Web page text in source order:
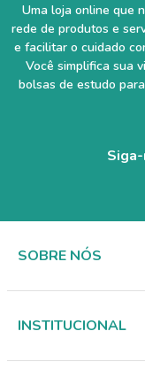
Uma loja online que
rede de produtos e
e facilitar o cuidado
Você simplifica sua
bolsas de estudo
SOBRE NÓS
INSTITUCIONAL